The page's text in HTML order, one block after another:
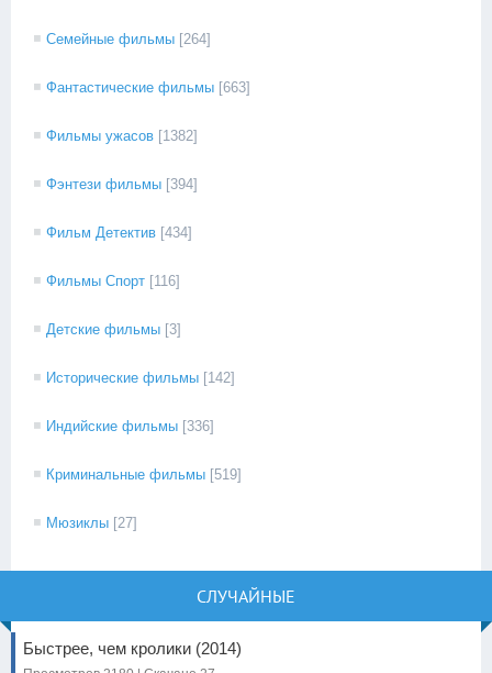
Семейные фильмы [264]
Фантастические фильмы [663]
Фильмы ужасов [1382]
Фэнтези фильмы [394]
Фильм Детектив [434]
Фильмы Спорт [116]
Детские фильмы [3]
Исторические фильмы [142]
Индийские фильмы [336]
Криминальные фильмы [519]
Мюзиклы [27]
СЛУЧАЙНЫЕ
Быстрее, чем кролики (2014)